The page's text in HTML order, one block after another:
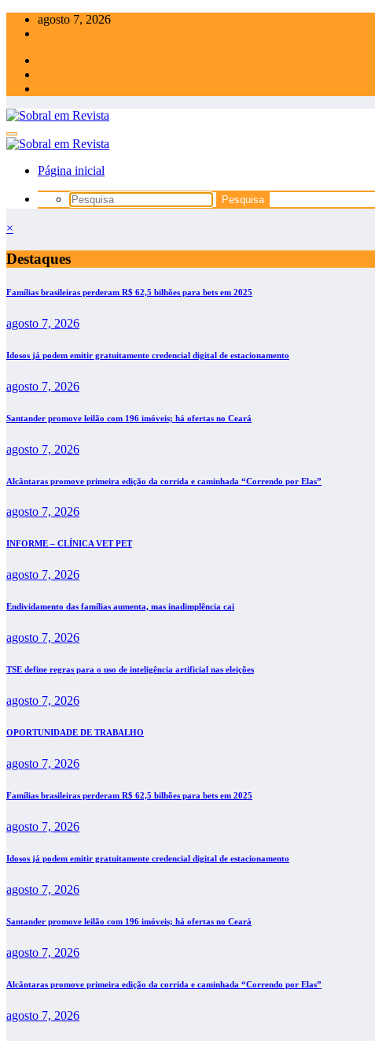
Pular
para
conteúdo
agosto 7, 2026
Página inicial
×
Destaques
Famílias brasileiras perderam R$ 62,5 bilhões para bets em 2025
agosto 7, 2026
Idosos já podem emitir gratuitamente credencial digital de estacionamento
agosto 7, 2026
Santander promove leilão com 196 imóveis; há ofertas no Ceará
agosto 7, 2026
Alcântaras promove primeira edição da corrida e caminhada “Correndo por Elas”
agosto 7, 2026
INFORME – CLÍNICA VET PET
agosto 7, 2026
Endividamento das famílias aumenta, mas inadimplência cai
agosto 7, 2026
TSE define regras para o uso de inteligência artificial nas eleições
agosto 7, 2026
OPORTUNIDADE DE TRABALHO
agosto 7, 2026
Famílias brasileiras perderam R$ 62,5 bilhões para bets em 2025
agosto 7, 2026
Idosos já podem emitir gratuitamente credencial digital de estacionamento
agosto 7, 2026
Santander promove leilão com 196 imóveis; há ofertas no Ceará
agosto 7, 2026
Alcântaras promove primeira edição da corrida e caminhada “Correndo por Elas”
agosto 7, 2026